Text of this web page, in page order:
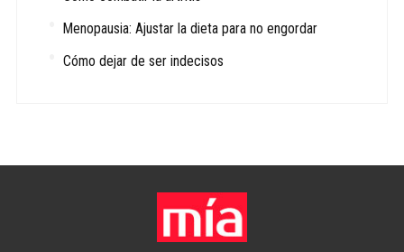
Menopausia: Ajustar la dieta para no engordar
Cómo dejar de ser indecisos